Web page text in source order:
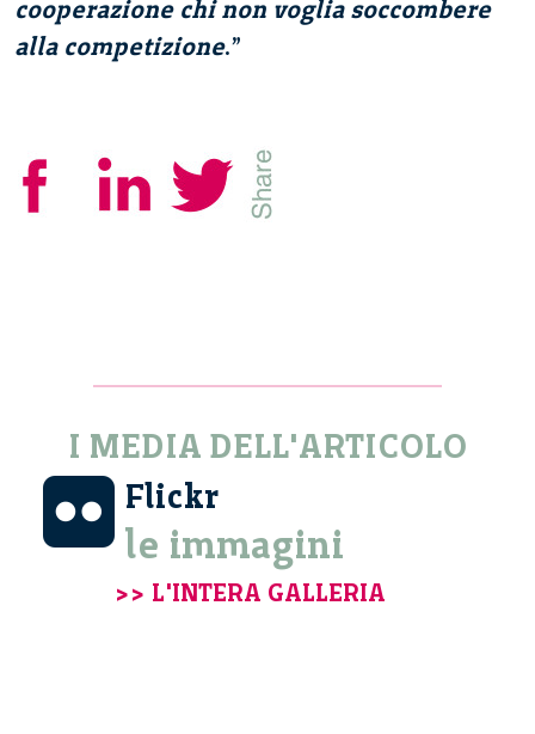
cooperazione chi non voglia soccombere
alla competizione.”
I MEDIA DELL'ARTICOLO
Flickr
le immagini
>> L'INTERA GALLERIA